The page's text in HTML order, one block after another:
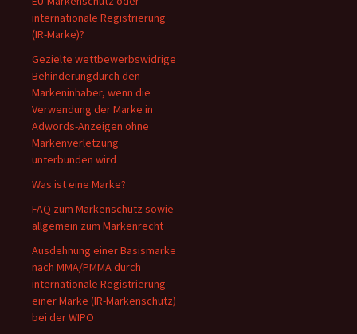
internationale Registrierung
(IR-Marke)?
Gezielte wettbewerbswidrige
Behinderungdurch den
Markeninhaber, wenn die
Verwendung der Marke in
Adwords-Anzeigen ohne
Markenverletzung
unterbunden wird
Was ist eine Marke?
FAQ zum Markenschutz sowie
allgemein zum Markenrecht
Ausdehnung einer Basismarke
nach MMA/PMMA durch
internationale Registrierung
einer Marke (IR-Markenschutz)
bei der WIPO